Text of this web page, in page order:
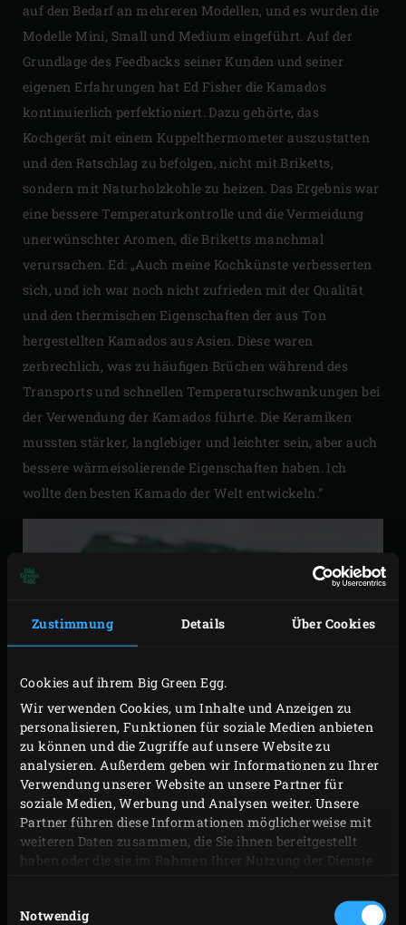
Zustimmung Details Über Cookies
Cookies auf ihrem Big Green Egg.
Wir verwenden Cookies, um Inhalte und Anzeigen zu
personalisieren, Funktionen für soziale Medien anbieten
zu können und die Zugriffe auf unsere Website zu
analysieren. Außerdem geben wir Informationen zu Ihrer
Verwendung unserer Website an unsere Partner für
soziale Medien, Werbung und Analysen weiter. Unsere
Partner führen diese Informationen möglicherweise mit
weiteren Daten zusammen, die Sie ihnen bereitgestellt
haben oder die sie im Rahmen Ihrer Nutzung der Dienste
Notwendig
auf den Bedarf an mehreren Modellen, und es wurden die
Modelle Mini, Small und Medium eingeführt. Auf der
Grundlage des Feedbacks seiner Kunden und seiner
eigenen Erfahrungen hat Ed Fisher die Kamados
kontinuierlich perfektioniert. Dazu gehörte, das
Kochgerät mit einem Kuppelthermometer auszustatten
und den Ratschlag zu befolgen, nicht mit Briketts,
sondern mit Naturholzkohle zu heizen. Das Ergebnis war
eine bessere Temperaturkontrolle und die Vermeidung
unerwünschter Aromen, die Briketts manchmal
verursachen. Ed: „Auch meine Kochkünste verbesserten
sich, und ich war noch nicht zufrieden mit der Qualität
und den thermischen Eigenschaften der aus Ton
hergestellten Kamados aus Asien. Diese waren
zerbrechlich, was zu häufigen Brüchen während des
Transports und schnellen Temperaturschwankungen bei
der Verwendung der Kamados führte. Die Keramiken
mussten stärker, langlebiger und leichter sein, aber auch
bessere wärmeisolierende Eigenschaften haben. Ich
wollte den besten Kamado der Welt entwickeln.”
DIE ULTIMATIVE